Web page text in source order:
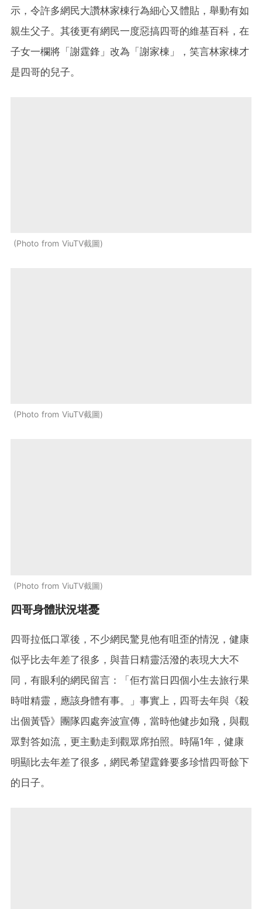
示，令許多網民大讚林家棟行為細心又體貼，舉動有如
親生父子。其後更有網民一度惡搞四哥的維基百科，在
子女一欄將「謝霆鋒」改為「謝家棟」，笑言林家棟才
是四哥的兒子。
Photo from ViuTV截圖
Photo from ViuTV截圖
Photo from ViuTV截圖
四哥身體狀況堪憂
四哥拉低口罩後，不少網民驚見他有咀歪的情況，健康
似乎比去年差了很多，與昔日精靈活潑的表現大大不
同，有眼利的網民留言：「佢冇當日四個小生去旅行果
時咁精靈，應該身體有事。」事實上，四哥去年與《殺
出個黃昏》團隊四處奔波宣傳，當時他健步如飛，與觀
眾對答如流，更主動走到觀眾席拍照。時隔1年，健康
明顯比去年差了很多，網民希望霆鋒要多珍惜四哥餘下
的日子。